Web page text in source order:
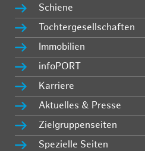
Schiene
Tochtergesellschaften
Immobilien
infoPORT
Karriere
Aktuelles & Presse
Zielgruppenseiten
Spezielle Seiten